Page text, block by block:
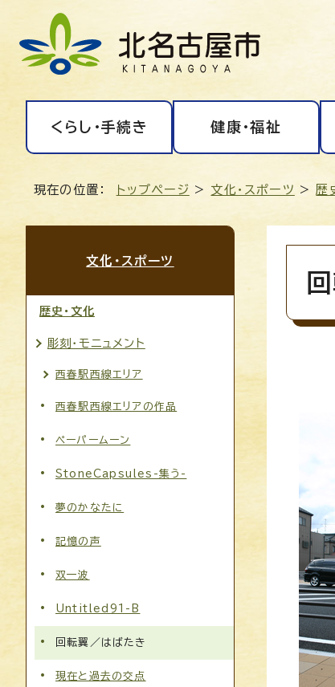
くらし・手続き 健康・福祉
現在の位置： トップページ > 文化・スポーツ >歴
文化・スポーツ
歴史・文化
彫刻・モニュメント
西春駅西線エリア
西春駅西線エリアの作品
ペーパームーン
StoneCapsules-集う-
夢のかなたに
記憶の声
双一波
Untitled91-B
回転翼／はばたき
現在と過去の交点